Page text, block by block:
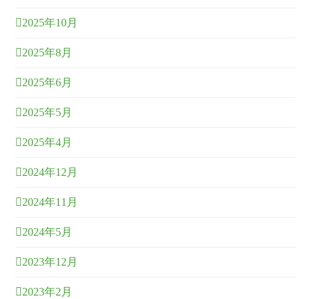
2025年10月
2025年8月
2025年6月
2025年5月
2025年4月
2024年12月
2024年11月
2024年5月
2023年12月
2023年2月